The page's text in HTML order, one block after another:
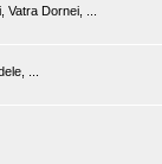
Dornei, ...
...